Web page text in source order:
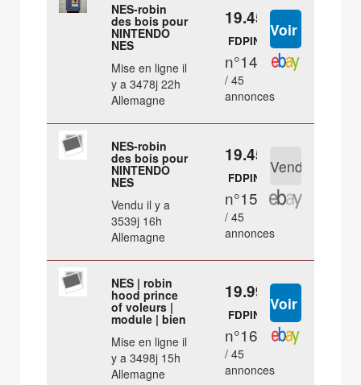
NES-robin
des bois pour
NINTENDO
NES
Mise en ligne il
y a 3478j 22h
Allemagne
19.45 €
FDPIN
n°14
/ 45
annonces
NES-robin
des bois pour
NINTENDO
NES
Vendu il y a
3539j 16h
Allemagne
19.45 €
FDPIN
n°15
/ 45
annonces
NES | robin
hood prince
of voleurs |
module | bien
Mise en ligne il
y a 3498j 15h
Allemagne
19.99 €
FDPIN
n°16
/ 45
annonces